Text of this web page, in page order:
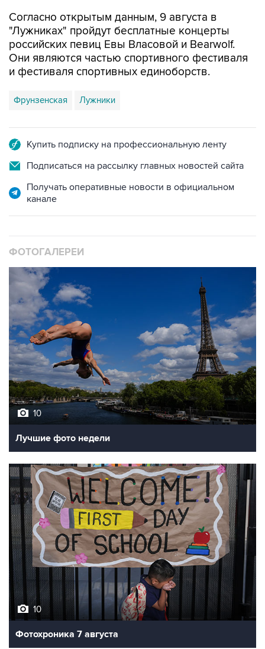
Согласно открытым данным, 9 августа в
"Лужниках" пройдут бесплатные концерты
российских певиц Евы Власовой и Bearwolf.
Они являются частью спортивного фестиваля
и фестиваля спортивных единоборств.
Фрунзенская Лужники
Купить подписку на профессиональную ленту
Подписаться на рассылку главных новостей сайта
Получать оперативные новости в официальном
канале
ФОТОГАЛЕРЕИ
10
Лучшие фото недели
10
Фотохроника 7 августа